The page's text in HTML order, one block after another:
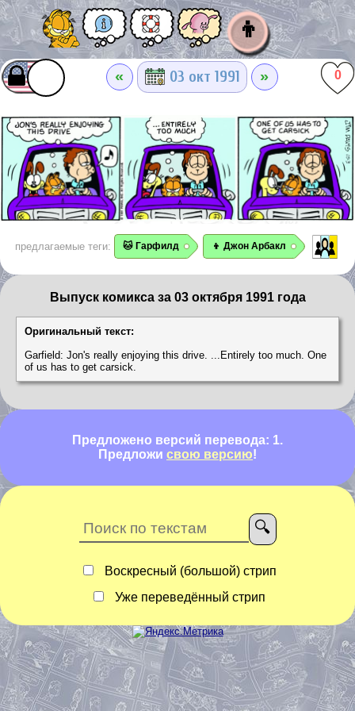
👦
« 03 окт 1991 » 0
предлагаемые теги: 🐱 Гарфилд 👦 Джон Арбакл
Выпуск комикса за 03 октября 1991 года
Оригинальный текст:
Garfield: Jon's really enjoying this drive. ...Entirely too much. One
of us has to get carsick.
Предложено версий перевода: 1.
Предложи свою версию!
Воскресный (большой) стрип
Уже переведённый стрип